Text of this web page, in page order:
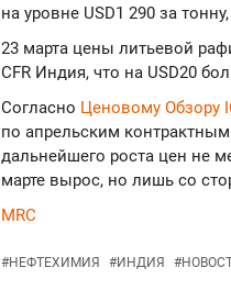
на уровне USD1 290 за
23 марта цены литьевой
CFR Индия, что на USD20
Согласно Ценовому Обзору
по апрельским
дальнейшего роста цен не
марте вырос, но лишь со
MRC
#НЕФТЕХИМИЯ #ИНДИЯ #